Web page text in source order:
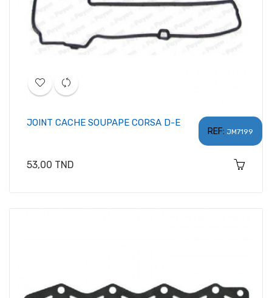
REF: JM7199
JOINT CACHE SOUPAPE CORSA D-E
Prix
53,00 TND